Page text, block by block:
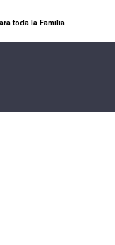
toda la Familia